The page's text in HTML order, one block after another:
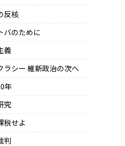
反核
バのために
義
ラシー 維新政治の次へ
年
究
税せよ
判